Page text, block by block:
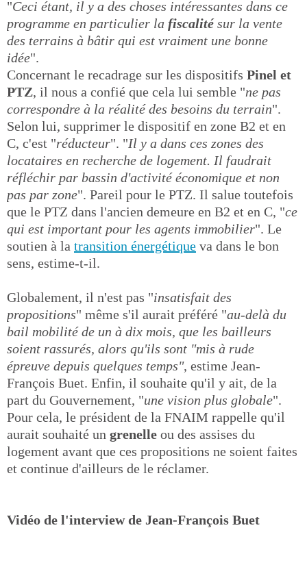
"Ceci étant, il y a des choses intéressantes dans ce
programme en particulier la fiscalitésur la vente
des terrains à bâtir qui est vraiment une bonne
idée".
Concernant le recadrage sur les dispositifs Pinel et
PTZ, il nous a confié que cela lui semble "ne pas
correspondre à la réalité des besoins du terrain".
Selon lui, supprimer le dispositif en zone B2 et en
C, c'est "réducteur". "Il y a dans ces zones des
locataires en recherche de logement. Il faudrait
réfléchir par bassin d'activité économique et non
pas par zone". Pareil pour le PTZ. Il salue toutefois
que le PTZ dans l'ancien demeure en B2 et en C, "ce
qui est important pour les agents immobilier". Le
soutien à la transition énergétique va dans le bon
sens, estime-t-il.
Globalement, il n'est pas "insatisfait des
propositions" même s'il aurait préféré "au-delà du
bail mobilité de un à dix mois, que les bailleurs
soient rassurés, alors qu'ils sont "mis à rude
épreuve depuis quelques temps", estime Jean-
François Buet. Enfin, il souhaite qu'il y ait, de la
part du Gouvernement, "une vision plus globale".
Pour cela, le président de la FNAIM rappelle qu'il
aurait souhaité un grenelle ou des assises du
logement avant que ces propositions ne soient faites
et continue d'ailleurs de le réclamer.
Vidéo de l'interview de Jean-François Buet